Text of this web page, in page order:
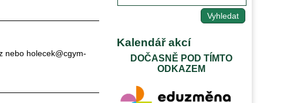
nebo holecek@cgym-
Kalendář akcí
DOČASNĚ POD TÍMTO
ODKAZEM